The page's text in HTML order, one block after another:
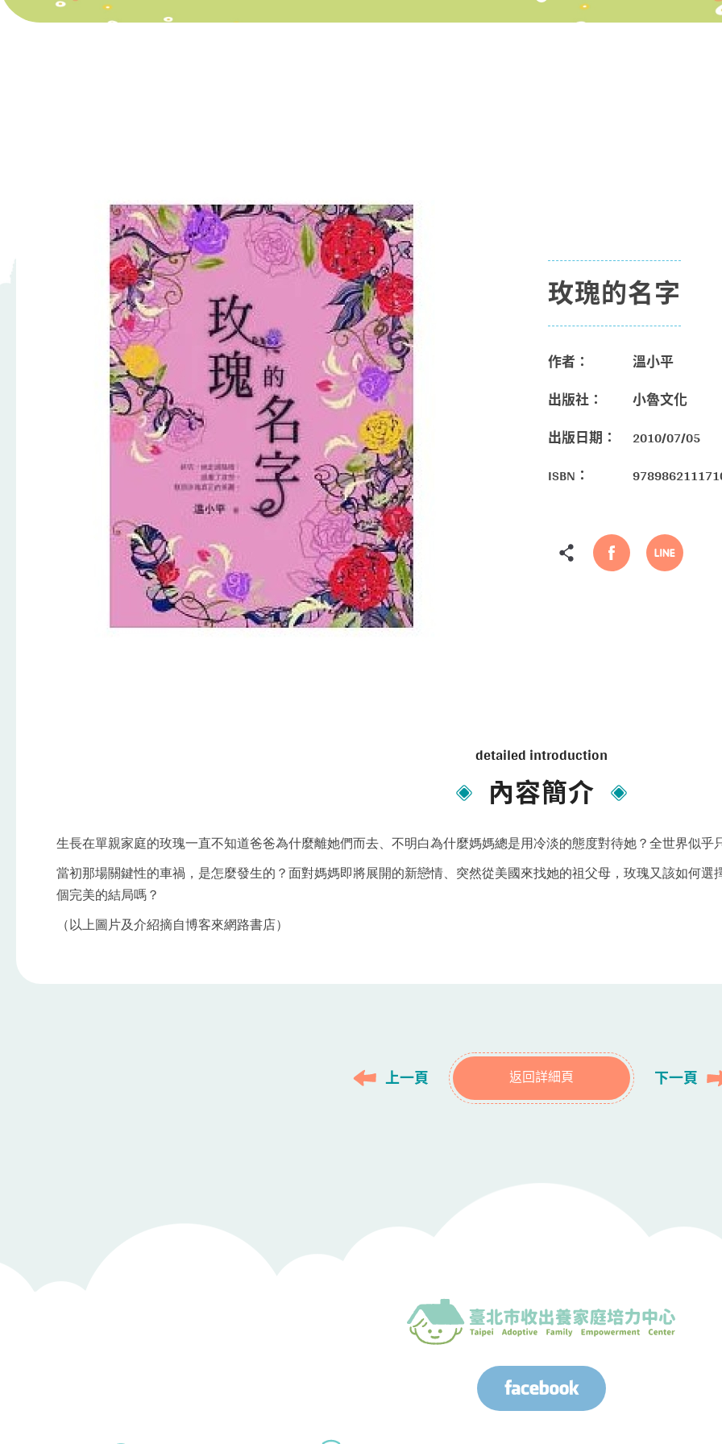
玫瑰的名字
作者：
溫小平
出版社：
小魯文化
出版日期：
2010/07/05
ISBN：
detailed introduction
內容簡介
生長在單親家庭的玫瑰一直不知道爸爸為什麼離她們而去、不明白為什麼媽媽總是用冷淡的態度對待她？全世界似
當初那場關鍵性的車禍，是怎麼發生的？面對媽媽即將展開的新戀情、突然從美國來找她的祖父母，玫瑰又該如何
個完美的結局嗎？
（以上圖片及介紹摘自博客來網路書店）
上一頁 下一頁
返回詳細頁